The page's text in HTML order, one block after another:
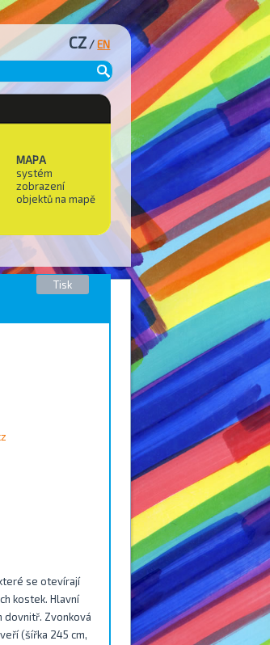
MAPA
systém
zobrazení
objektů na mapě
CZ /EN
Tisk
se otevírají
kostek. Hlavní
dovnitř. Zvonková
(šířka 245 cm,